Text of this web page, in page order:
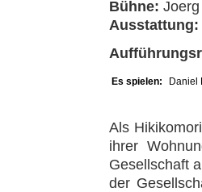
Bühne:
Ausstattung:
Es spielen: Daniel
Als
ihrer
Gesellschaft
der